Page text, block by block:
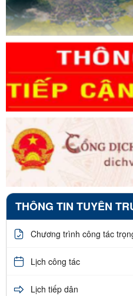
THÔNG TIN TUYÊN
Chương trình công tác
Lịch công tác
Lịch tiếp dân